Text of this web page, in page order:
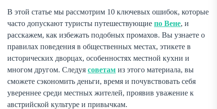
В этой статье мы рассмотрим 10 ключевых ошибок, которые
часто допускают туристы путешествующие по Вене, и
расскажем, как избежать подобных промахов. Вы узнаете о
правилах поведения в общественных местах, этикете в
исторических дворцах, особенностях местной кухни и
многом другом. Следуя советам из этого материала, вы
сможете сэкономить деньги, время и почувствовать себя
увереннее среди местных жителей, проявив уважение к
австрийской культуре и привычкам.